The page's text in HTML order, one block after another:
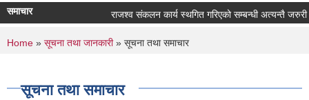
समाचार राजश्व संकलन कार्य स्थगित गरिएको सम्बन्धी अत्यन्तै जरुरी
You are here
Home » सूचना तथा जानकारी» सूचना तथा समाचार
सूचना तथा समाचार